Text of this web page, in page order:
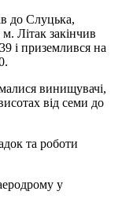
до Слуцька,
Літак закінчив
і приземлився на
винищувачі,
від семи до
та роботи
у